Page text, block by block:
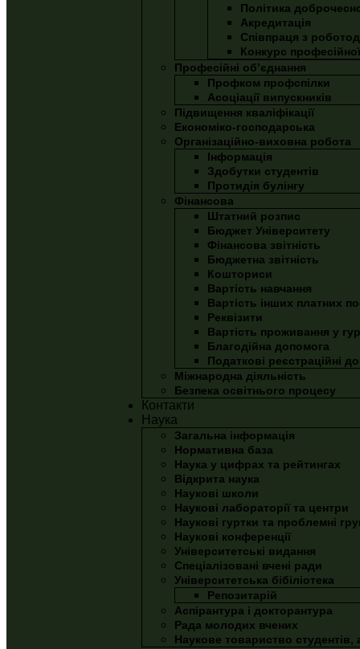
Політика
Акредитація
Співпраця з
Конкурс
Професійні об’єднання
Профком профспілки
Асоціації випускників
Підвищення кваліфікації
Економіко-господарська
Організаційно-виховна робота
Інформація
Здобутки студентів
Протидія булінгу
Фінансова
Штатний розпис
Бюджет Університету
Фінансова звітність
Бюджетна звітність
Кошториси
Вартість навчання
Вартість інших платних
Реквізити
Вартість проживання у
Благодійна допомога
Податкові реєстраційні
Міжнародна діяльність
Безпека освітнього процесу
Контакти
Наука
Загальна інформація
Нормативна база
Наука у цифрах та рейтингах
Відкрита наука
Наукові школи
Наукові лабораторії та центри
Наукові гуртки та проблемні
Наукові конференції
Університетські видання
Спеціалізовані вчені ради
Університетська бібіліотека
Репозитарій
Аспірантура і докторантура
Рада молодих вчених
Наукове товариство студентів,